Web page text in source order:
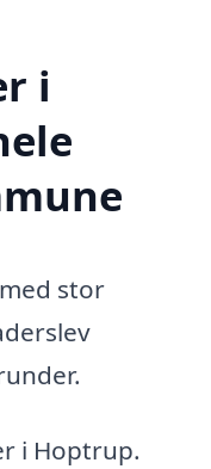
i
stor
i Hoptrup.